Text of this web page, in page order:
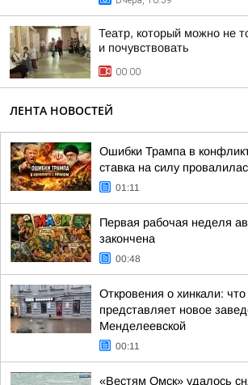
Театр, который можно не
и почувствовать
00:00
ЛЕНТА НОВОСТЕЙ
Ошибки Трампа в
ставка на силу
01:11
Первая рабочая неделя
закончена
00:48
Откровения о хинкали:
представляет новое
Менделеевской
00:11
«Вестям Омск» удалось